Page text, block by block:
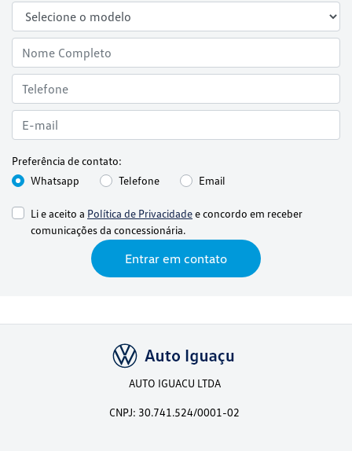
Preferência de contato:
Whatsapp
Telefone Email
Li e aceito a Política de Privacidadee concordo em receber
comunicações da concessionária.
Entrar em contato
AUTO IGUACU LTDA
CNPJ: 30.741.524/0001-02